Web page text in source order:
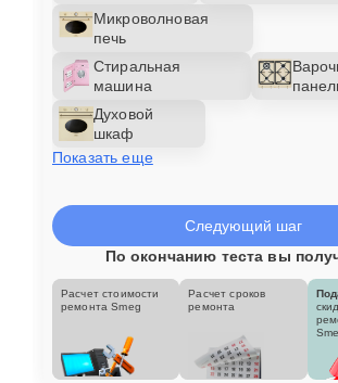
Микроволновая
печь
Стиральная
машина
Духовой
шкаф
Показать еще
Следующий шаг
По окончанию теста вы
Расчет стоимости
ремонта Smeg
Расчет сроков
ремонта